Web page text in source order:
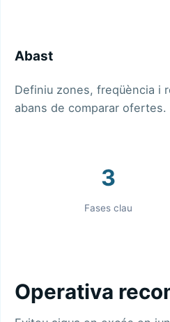
Abast
Definiu zones, freqüència i
abans de comparar ofertes.
3
Fases clau
Operativa